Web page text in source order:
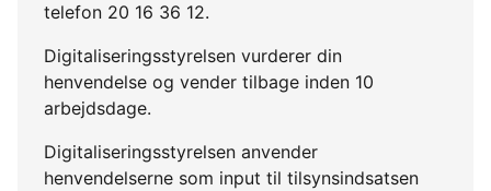
telefon 20 16 36 12.
Digitaliseringsstyrelsen vurderer din
henvendelse og vender tilbage inden 10
arbejdsdage.
Digitaliseringsstyrelsen anvender
henvendelserne som input til tilsynsindsatsen